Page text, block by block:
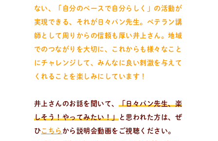
ない、「自分のペースで自分らしく」の活動が
実現できる、それが日々パン先生。 ベテラン講
師として周りからの信頼も厚い井上さん。地域
でのつながりを大切に、これからも様々なこと
にチャレンジして、みんなに良い刺激を与えて
くれることを楽しみにしています！
井上さんのお話を聞いて、 「日々パン先生、楽
しそう！やってみたい！」と思われた方は、ぜ
ひこちら から説明会動画をご視聴ください。